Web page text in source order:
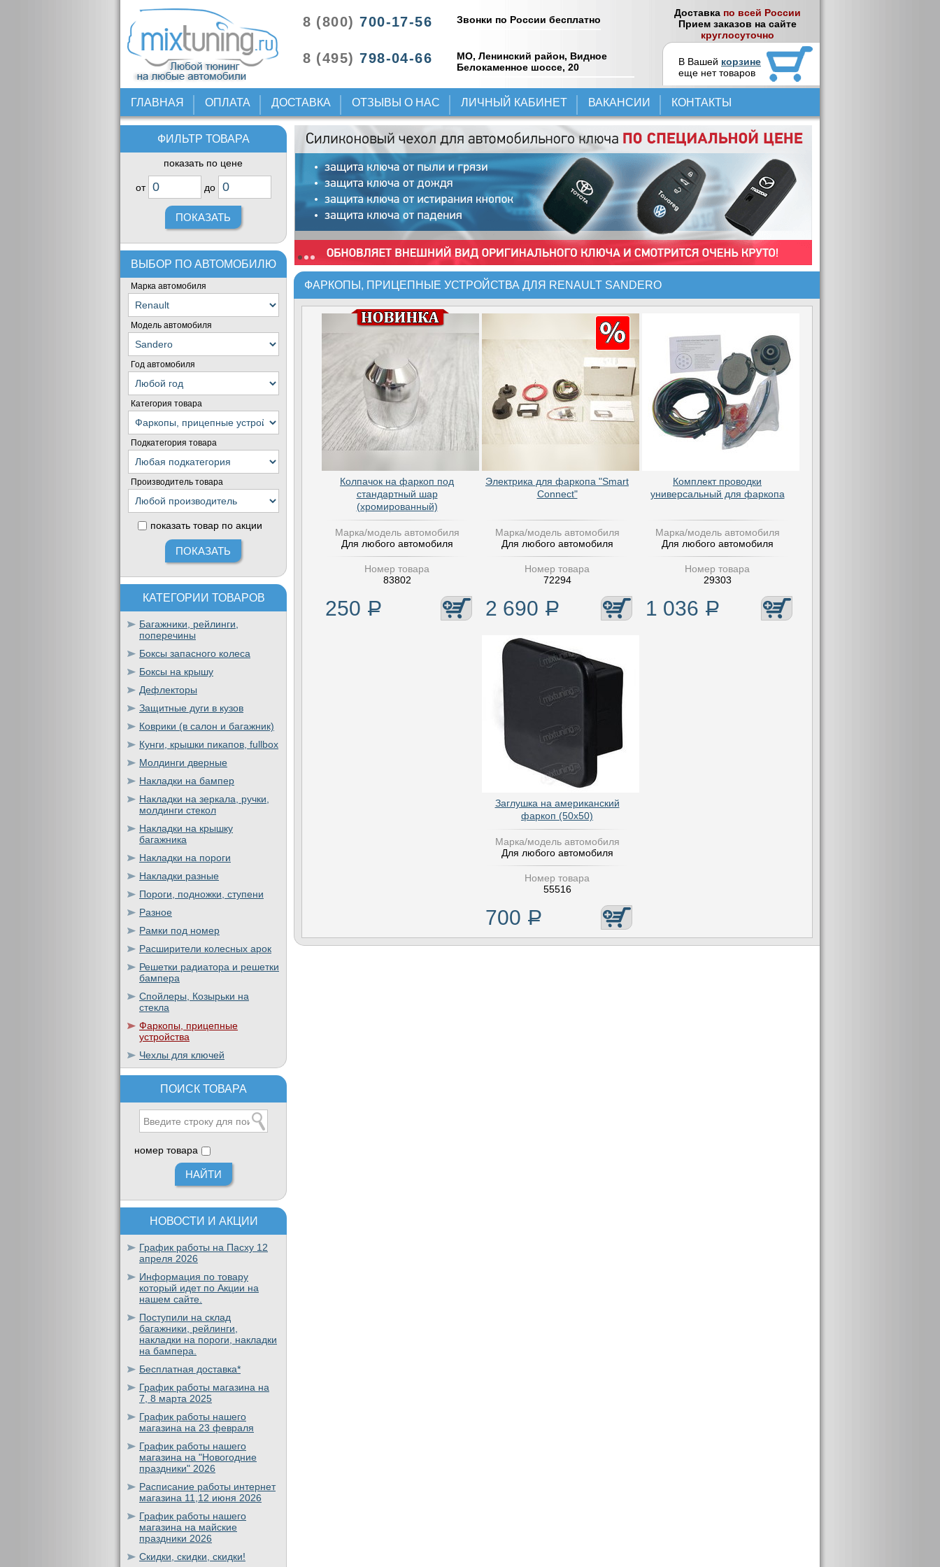
8 (800) 700-17-56
8 (495) 798-04-66
Звонки по России бесплатно
МО, Ленинский район, Видное
Белокаменное шоссе, 20
Доставка по всей России
Прием заказов на сайте
круглосуточно
В Вашей корзине
еще нет товаров
ГЛАВНАЯ ОПЛАТА ДОСТАВКА ОТЗЫВЫ О НАС ЛИЧНЫЙ КАБИНЕТ ВАКАНСИИ КОНТАКТЫ
ФИЛЬТР ТОВАРА
показать по цене
от до
ВЫБОР ПО АВТОМОБИЛЮ
Марка автомобиля
Модель автомобиля
Год автомобиля
Категория товара
Подкатегория товара
Производитель товара
показать товар по акции
КАТЕГОРИИ ТОВАРОВ
Багажники, рейлинги,
поперечины
Боксы запасного колеса
Боксы на крышу
Дефлекторы
Защитные дуги в кузов
Коврики (в салон и багажник)
Кунги, крышки пикапов, fullbox
Молдинги дверные
Накладки на бампер
Накладки на зеркала, ручки,
молдинги стекол
Накладки на крышку
багажника
Накладки на пороги
Накладки разные
Пороги, подножки, ступени
Разное
Рамки под номер
Расширители колесных арок
Решетки радиатора и решетки
бампера
Спойлеры, Козырьки на
стекла
Фаркопы, прицепные
устройства
Чехлы для ключей
ПОИСК ТОВАРА
номер товара
НОВОСТИ И АКЦИИ
График работы на Пасху 12
апреля 2026
Информация по товару
который идет по Акции на
нашем сайте.
Поступили на склад
багажники, рейлинги,
накладки на пороги, накладки
на бампера.
Бесплатная доставка*
График работы магазина на
7, 8 марта 2025
График работы нашего
магазина на 23 февраля
График работы нашего
магазина на "Новогодние
праздники" 2026
Расписание работы интернет
магазина 11,12 июня 2026
График работы нашего
магазина на майские
праздники 2026
Скидки, скидки, скидки!
ФАРКОПЫ, ПРИЦЕПНЫЕ УСТРОЙСТВА ДЛЯ RENAULT SANDERO
Колпачок на фаркоп под
стандартный шар
(хромированный)
Марка/модель автомобиля
Для любого автомобиля
Номер товара
83802
250 Р
Электрика для фаркопа "Smart
Connect"
Марка/модель автомобиля
Для любого автомобиля
Номер товара
72294
2 690 Р
Комплект проводки
универсальный для фаркопа
Марка/модель автомобиля
Для любого автомобиля
Номер товара
29303
1 036 Р
Заглушка на американский
фаркоп (50х50)
Марка/модель автомобиля
Для любого автомобиля
Номер товара
55516
700 Р